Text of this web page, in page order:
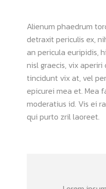
Alienum phaedrum
detraxit periculis ex,
an pericula euripidis,
nisl graecis, vix
tincidunt vix at, vel
epicurei mea et. Mea
moderatius id. Vis ei
qui purto zril laoreet.